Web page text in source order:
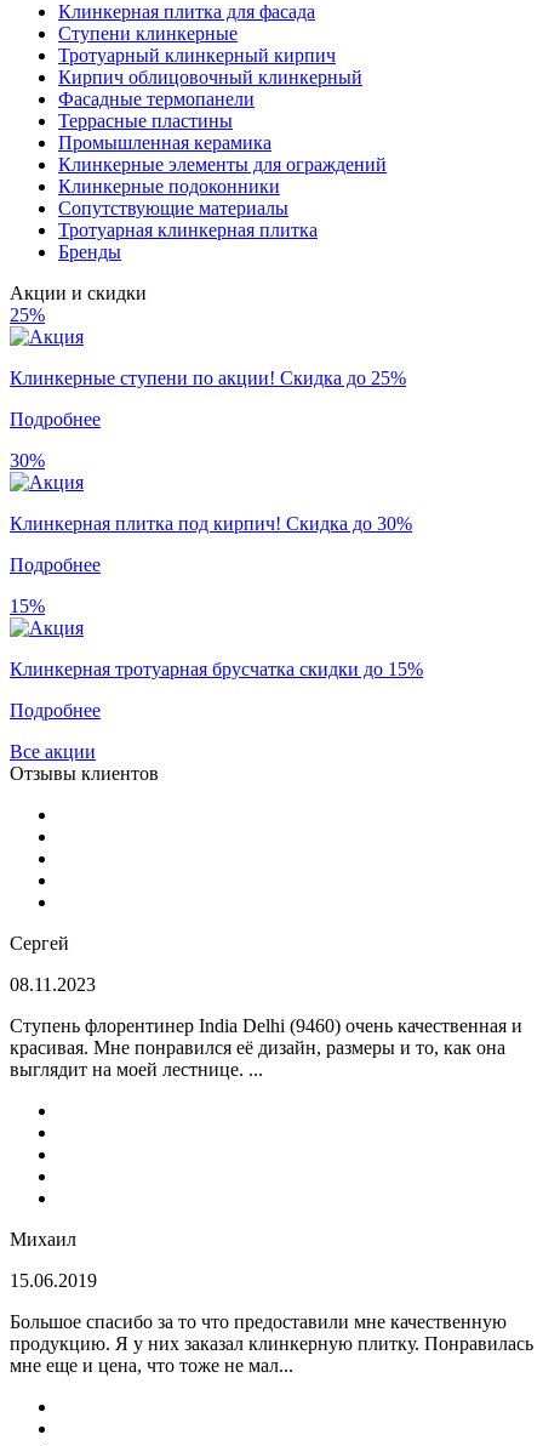
Клинкерная плитка для фасада
Ступени клинкерные
Тротуарный клинкерный кирпич
Кирпич облицовочный клинкерный
Фасадные термопанели
Террасные пластины
Промышленная керамика
Клинкерные элементы для ограждений
Клинкерные подоконники
Сопутствующие материалы
Тротуарная клинкерная плитка
Бренды
Акции и скидки
25%
Клинкерные ступени по акции! Скидка до 25%
Подробнее
30%
Клинкерная плитка под кирпич! Скидка до 30%
Подробнее
15%
Клинкерная тротуарная брусчатка скидки до 15%
Подробнее
Все акции
Отзывы клиентов
Сергей
08.11.2023
Ступень флорентинер India Delhi (9460) очень качественная и
красивая. Мне понравился её дизайн, размеры и то, как она
выглядит на моей лестнице. ...
Михаил
15.06.2019
Большое спасибо за то что предоставили мне качественную
продукцию. Я у них заказал клинкерную плитку. Понравилась
мне еще и цена, что тоже не мал...